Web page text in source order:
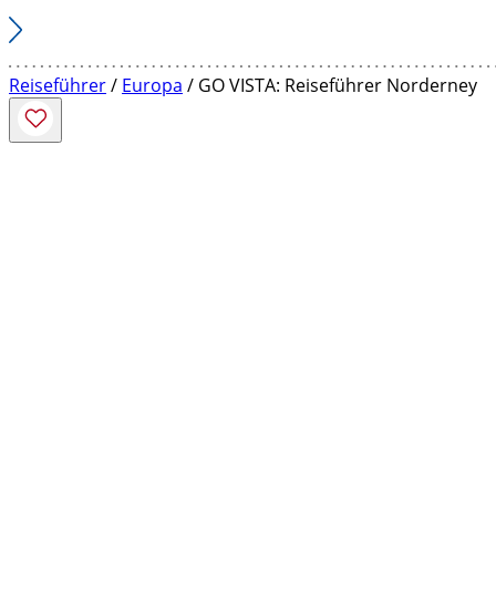
Reiseführer/ Europa / GO VISTA: Reiseführer Norderney